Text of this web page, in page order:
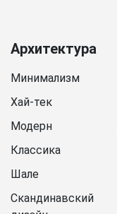
Архитектура
Минимализм
Хай-тек
Модерн
Классика
Шале
Скандинавский